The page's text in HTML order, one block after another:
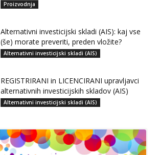
Proizvodnja
Alternativni investicijski skladi (AIS): kaj vse
(še) morate preveriti, preden vložite?
Alternativni investicijski skladi (AIS)
REGISTRIRANI in LICENCIRANI upravljavci
alternativnih investicijskih skladov (AIS)
Alternativni investicijski skladi (AIS)